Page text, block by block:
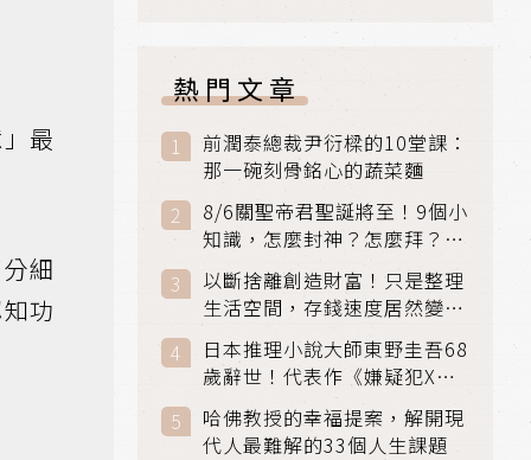
最
細
功
熱門文章
前潤泰總裁尹衍樑的10堂課：
那一碗刻骨銘心的蔬菜麵
8/6關聖帝君聖誕將至！9個小
知識，怎麼封神？怎麼拜？該
拜哪個關帝？
以斷捨離創造財富！只是整理
生活空間，存錢速度居然變快
日本推理小說大師東野圭吾68
歲辭世！代表作《嫌疑犯X的
獻身》《解憂雜貨店》獲獎無
數
哈佛教授的幸福提案，解開現
代人最難解的33個人生課題